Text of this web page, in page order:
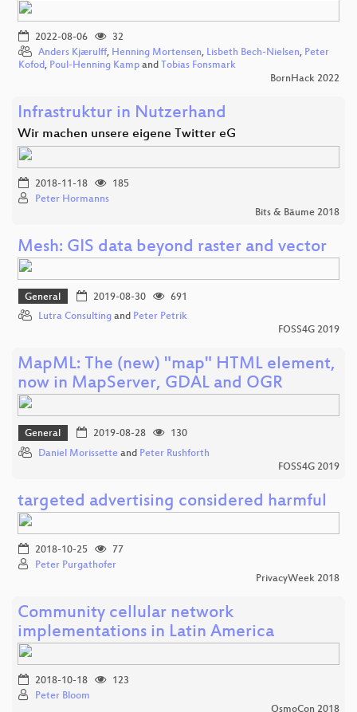
2022-08-06
32
Anders Kjærulff, Henning Mortensen, Lisbeth Bech-Nielsen, Peter
Kofod, Poul-Henning Kamp and Tobias Fonsmark
BornHack 2022
Infrastruktur in Nutzerhand
Wir machen unsere eigene Twitter eG
2018-11-18
185
Peter Hormanns
Bits & Bäume 2018
Mesh: GIS data beyond raster and vector
General 2019-08-30
691
Lutra Consulting and Peter Petrik
FOSS4G 2019
MapML: The (new) "map" HTML element,
now in MapServer, GDAL and OGR
General 2019-08-28
130
Daniel Morissette and Peter Rushforth
FOSS4G 2019
targeted advertising considered harmful
2018-10-25
77
Peter Purgathofer
PrivacyWeek 2018
Community cellular network
implementations in Latin America
2018-10-18
123
Peter Bloom
OsmoCon 2018